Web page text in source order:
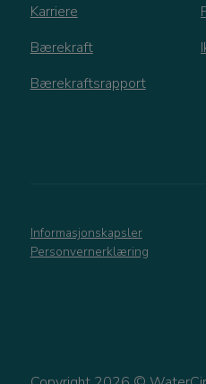
Karriere
Bærekraft
Bærekraftsrapport
Informasjonskapsler
Personvernerklæring